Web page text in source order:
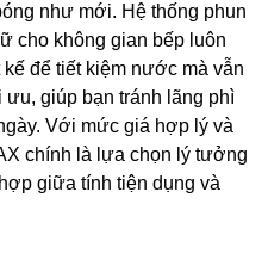
như mới. Hệ thống phun
cho không gian bếp luôn
để tiết kiệm nước mà vẫn
ưu, giúp bạn tránh lãng phì
Với mức giá hợp lý và
chính là lựa chọn lý tưởng
giữa tính tiện dụng và